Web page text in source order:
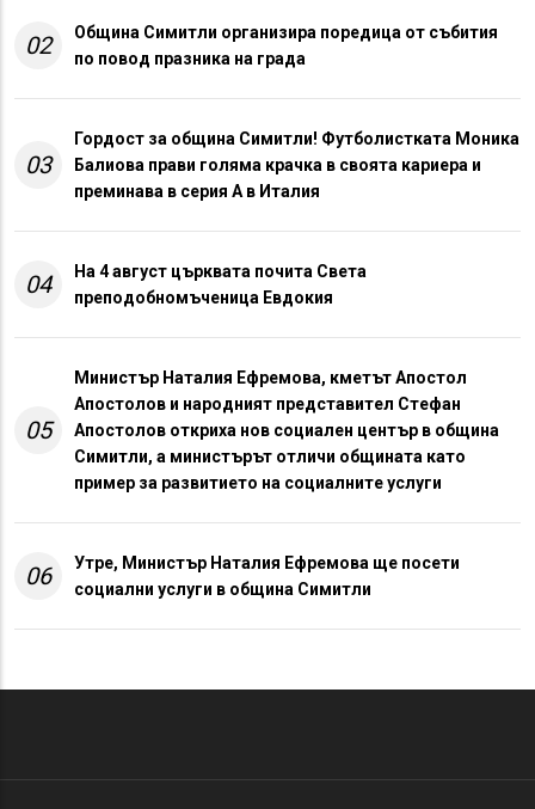
02
Община Симитли организира поредица от събития
по повод празника на града
03
Гордост за община Симитли! Футболистката Моника
Балиова прави голяма крачка в своята кариера и
преминава в серия А в Италия
04
На 4 август църквата почита Света
преподобномъченица Евдокия
05
Министър Наталия Ефремова, кметът Апостол
Апостолов и народният представител Стефан
Апостолов откриха нов социален център в община
Симитли, а министърът отличи общината като
пример за развитието на социалните услуги
06
Утре, Министър Наталия Ефремова ще посети
социални услуги в община Симитли